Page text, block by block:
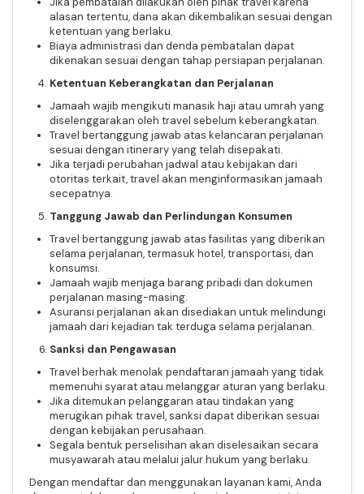
alasan tertentu, dana akan dikembalikan sesuai dengan
ketentuan yang berlaku.
Biaya administrasi dan denda pembatalan dapat
dikenakan sesuai dengan tahap persiapan perjalanan.
Ketentuan Keberangkatan dan Perjalanan
Jamaah wajib mengikuti manasik haji atau umrah yang
diselenggarakan oleh travel sebelum keberangkatan.
Travel bertanggung jawab atas kelancaran perjalanan
sesuai dengan itinerary yang telah disepakati.
Jika terjadi perubahan jadwal atau kebijakan dari
otoritas terkait, travel akan menginformasikan jamaah
secepatnya.
Tanggung Jawab dan Perlindungan Konsumen
Travel bertanggung jawab atas fasilitas yang diberikan
selama perjalanan, termasuk hotel, transportasi, dan
konsumsi.
Jamaah wajib menjaga barang pribadi dan dokumen
perjalanan masing-masing.
Asuransi perjalanan akan disediakan untuk melindungi
jamaah dari kejadian tak terduga selama perjalanan.
Sanksi dan Pengawasan
Travel berhak menolak pendaftaran jamaah yang tidak
memenuhi syarat atau melanggar aturan yang berlaku.
Jika ditemukan pelanggaran atau tindakan yang
merugikan pihak travel, sanksi dapat diberikan sesuai
dengan kebijakan perusahaan.
Segala bentuk perselisihan akan diselesaikan secara
musyawarah atau melalui jalur hukum yang berlaku.
Dengan mendaftar dan menggunakan layanan kami, Anda